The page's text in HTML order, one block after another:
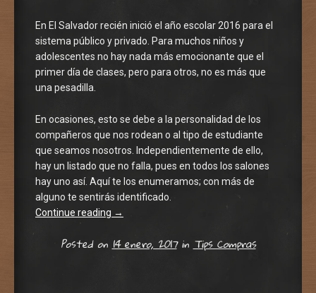
En El Salvador recién inició el año escolar 2016 para el
sistema público y privado. Para muchos niños y
adolescentes no hay nada más emocionante que el
primer día de clases, pero para otros, no es más que
una pesadilla.
En ocasiones, esto se debe a la personalidad de los
compañeros que nos rodean o al tipo de estudiante
que seamos nosotros. Independientemente de ello,
hay un listado que no falla, pues en todos los salones
hay uno así. Aquí te los enumeramos; con más de
alguno te sentirás identificado.
Continue reading →
Posted on14 enero, 2017 inTips Compras